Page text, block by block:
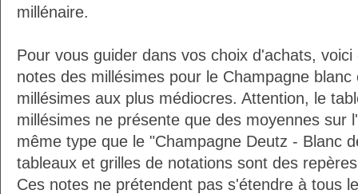
millénaire.
Pour vous guider dans vos choix d'achats,
notes des millésimes pour le Champagne
millésimes aux plus médiocres. Attention, le
millésimes ne présente que des moyennes sur
même type que le "Champagne Deutz - Blanc
tableaux et grilles de notations sont des
Ces notes ne prétendent pas s'étendre à tous